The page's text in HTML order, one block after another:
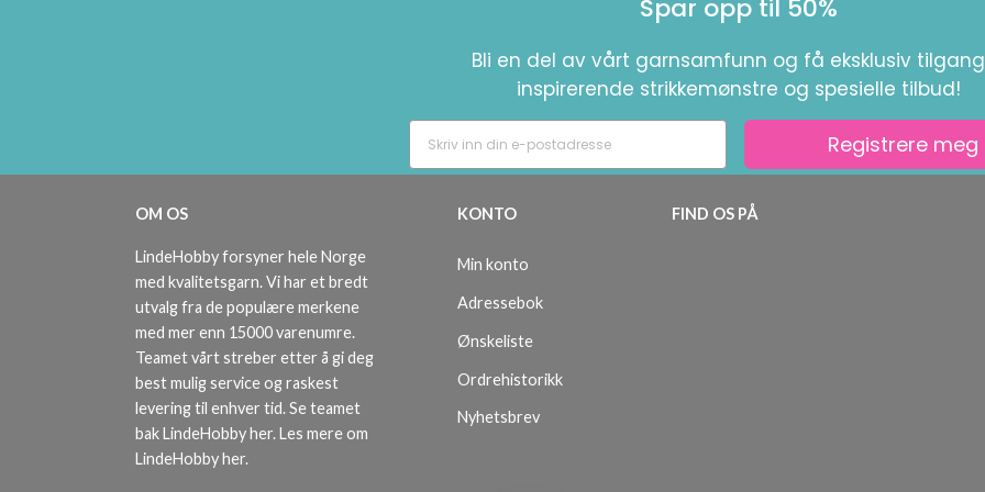
Spar opp til 50%
Bli en del av vårt garnsamfunn og få eksklusiv
inspirerende strikkemønstre og spesielle tilbud!
Registrere meg
OM OS
LindeHobby forsyner hele Norge
med kvalitetsgarn. Vi har et bredt
utvalg fra de populære merkene
med mer enn 15000 varenumre.
Teamet vårt streber etter å gi deg
best mulig service og raskest
levering til enhver tid. Se teamet
bak LindeHobby her.Les mere om
LindeHobby her.
KONTO
Min konto
Adressebok
Ønskeliste
Ordrehistorikk
Nyhetsbrev
FIND OS PÅ